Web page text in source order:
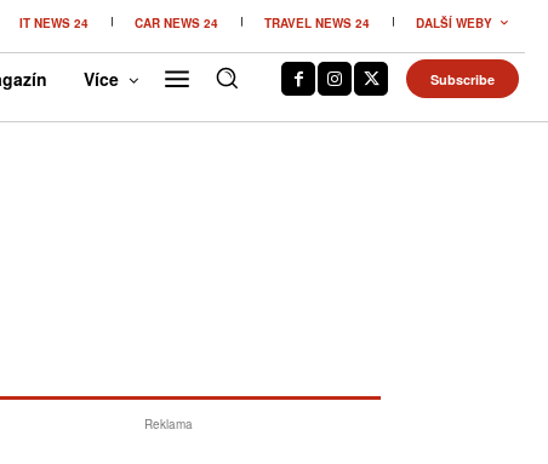
IT NEWS 24 CAR NEWS 24 TRAVEL NEWS 24 DALŠÍ WEBY
Více Subscribe
Reklama